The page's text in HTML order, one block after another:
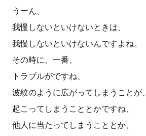
うーん、
我慢しないといけないときは、
我慢しないといけないんですよね。
その時に、一番、
トラブルがですね、
波紋のように広がってしまうことが、
起こってしまうこととかですね、
他人に当たってしまうこととか、